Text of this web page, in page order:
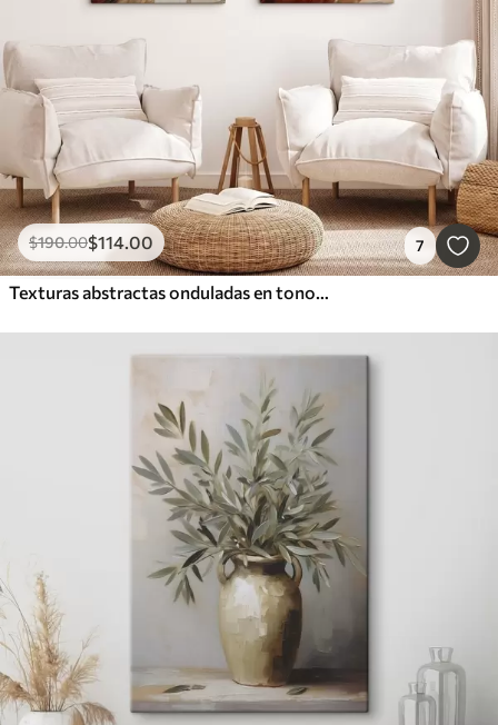
$190.00$114.00 7
Texturas abstractas onduladas en tonos tierra, como el terracota, el beige y el marrón